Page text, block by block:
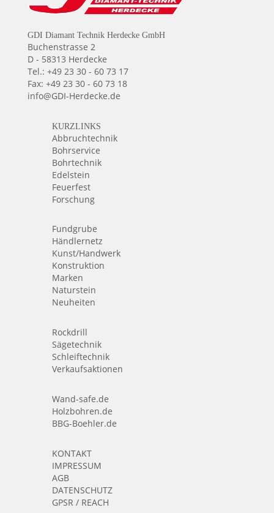
GDI Diamant Technik Herdecke GmbH
Buchenstrasse 2
D - 58313 Herdecke
Tel.: +49 23 30 - 60 73 17
Fax: +49 23 30 - 60 73 18
info@GDI-Herdecke.de
KURZLINKS
Abbruchtechnik
Bohrservice
Bohrtechnik
Edelstein
Feuerfest
Forschung
Fundgrube
Händlernetz
Kunst/Handwerk
Konstruktion
Marken
Naturstein
Neuheiten
Rockdrill
Sägetechnik
Schleiftechnik
Verkaufsaktionen
Wand-safe.de
Holzbohren.de
BBG-Boehler.de
KONTAKT
IMPRESSUM
AGB
DATENSCHUTZ
GPSR / REACH